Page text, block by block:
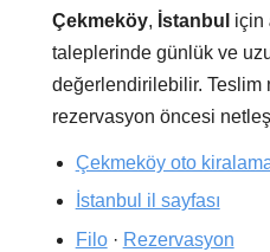
Çekmeköy, İstanbul için
taleplerinde günlük ve
değerlendirilebilir. Teslim
rezervasyon öncesi
Çekmeköy oto
İstanbul il sayfası
Filo· Rezervasyon